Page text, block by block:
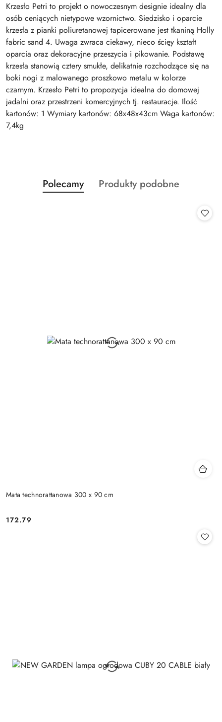
Krzesło Petri to projekt o nowoczesnym designie idealny dla
osób ceniących nietypowe wzornictwo. Siedzisko i oparcie
krzesła z pianki poliuretanowej tapicerowane jest tkaniną Holly
fabric sand 4. Uwaga zwraca ciekawy, nieco ścięy kształt
oparcia oraz dekoracyjne przeszycia i pikowanie. Podstawę
krzesła stanowią cztery smukłe, delikatnie rozchodzące się na
boki nogi z malowanego proszkowo metalu w kolorze
czarnym. Krzesło Petri to propozycja idealna do domowej
jadalni oraz przestrzeni komercyjnych tj. restauracje. Ilość
kartonów: 1 Wymiary kartonów: 68x48x43cm Waga kartonów:
7,4kg
Pomiń karuzelę produktów
Produkty
o
Polecamy
Produkty
Produkty podobne
Mata technorattanowa 300 x 90 cm
Cena:
172.79